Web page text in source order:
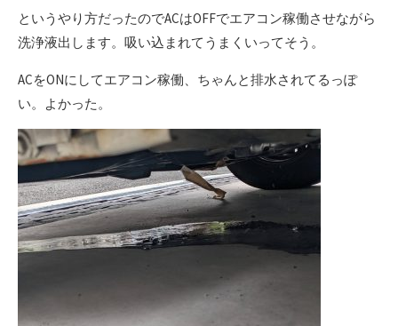
というやり方だったのでACはOFFでエアコン稼働させながら
洗浄液出します。吸い込まれてうまくいってそう。
ACをONにしてエアコン稼働、ちゃんと排水されてるっぽ
い。よかった。